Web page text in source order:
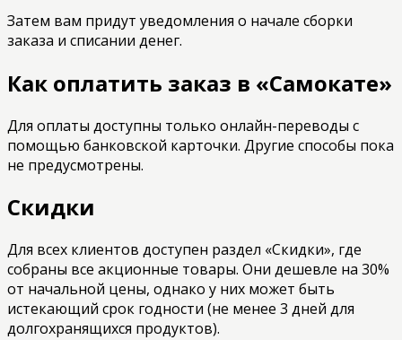
Затем вам придут уведомления о начале сборки
заказа и списании денег.
Как оплатить заказ в «Самокате»
Для оплаты доступны только онлайн-переводы с
помощью банковской карточки. Другие способы пока
не предусмотрены.
Скидки
Для всех клиентов доступен раздел «Скидки», где
собраны все акционные товары. Они дешевле на 30%
от начальной цены, однако у них может быть
истекающий срок годности (не менее 3 дней для
долгохранящихся продуктов).